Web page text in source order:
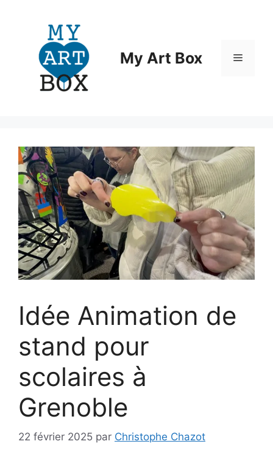
My Art Box Menu
Idée Animation de
stand pour
scolaires à
Grenoble
22 février 2025 par Christophe Chazot